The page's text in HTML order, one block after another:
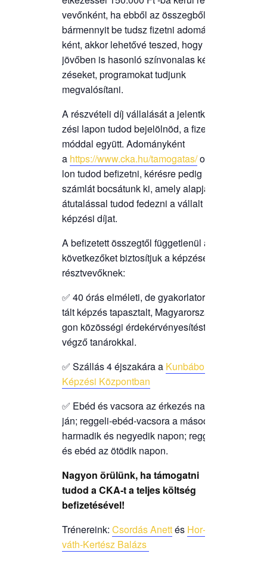
ve­vőn­ként, ha ebből az összeg­ből
bár­mennyit be tudsz fizet­ni ado­mány­
ként, akkor lehe­tő­vé teszed, hogy a
jövő­ben is hason­ló szín­vo­na­las kép­
zé­se­ket, prog­ra­mo­kat tud­junk
megvalósítani.
A rész­vé­te­li díj vál­la­lá­sát a jelent­ke­
zé­si lapon tudod beje­löl­nöd, a fize­té­si
mód­dal együtt. Ado­mány­ként
a https://www.cka.hu/tamogatas/olda­
lon tudod befi­zet­ni, kérés­re pedig
szám­lát bocsá­tunk ki, amely alap­ján
átuta­lás­sal tudod fedez­ni a vál­lalt
kép­zé­si díjat.
A befi­ze­tett összeg­től füg­get­le­nül a
követ­ke­ző­ket biz­to­sít­juk a kép­zé­sen
résztvevőknek:
✅ 40 órás elmé­le­ti, de gya­kor­lat­ori­en­
tált kép­zés tapasz­talt, Magyar­or­szá­
gon közös­sé­gi érdek­ér­vé­nye­sí­tést
vég­ző tanárokkal.
✅ Szál­lás 4 éjsza­ká­ra a Kun­bá­bo­nyi
Kép­zé­si Központban
✅ Ebéd és vacso­ra az érke­zés nap­
ján; reg­ge­li-ebéd-vacso­ra a máso­dik-
har­ma­dik és negye­dik napon; reg­ge­li
és ebéd az ötö­dik napon.
Nagyon örü­lünk, ha támo­gat­ni
tudod a CKA‑t a tel­jes költ­ség
befizetésével!
Tré­ne­re­ink: Csor­dás Anettés Hor­
váth-Ker­tész Balázs